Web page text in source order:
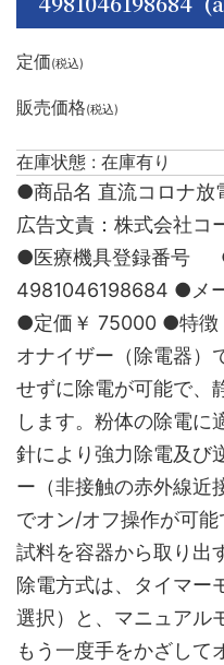
定価(税込)
販売価格(税込)
在庫状態 : 在庫有り
●商品名 直流コロナ放
広告文責：株式会社
●医療機具登録番号
4981046198684 ●メ
●定価￥ 75000 ●特徴
オナイザー（除電器）
せずに除電が可能で、
します。粉体の除電
針により強力除電及び
ー（非接触の赤外線近
でオン/オフ操作が可能
試料を容器から取り出
除電方式は、タイマー
選択）と、マニュアル
もう一度手をかざして